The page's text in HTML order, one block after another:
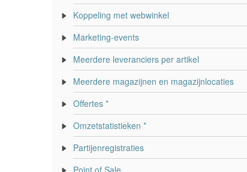
Koppeling met webwinkel
Marketing-events
Meerdere leveranciers per artikel
Meerdere magazijnen en magazijnlocaties
Offertes *
Omzetstatistieken *
Partijenregistraties
Point of Sale